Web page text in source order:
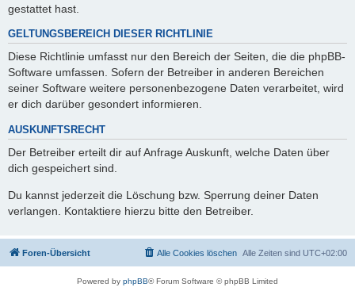
gestattet hast.
GELTUNGSBEREICH DIESER RICHTLINIE
Diese Richtlinie umfasst nur den Bereich der Seiten, die die phpBB-
Software umfassen. Sofern der Betreiber in anderen Bereichen
seiner Software weitere personenbezogene Daten verarbeitet, wird
er dich darüber gesondert informieren.
AUSKUNFTSRECHT
Der Betreiber erteilt dir auf Anfrage Auskunft, welche Daten über
dich gespeichert sind.
Du kannst jederzeit die Löschung bzw. Sperrung deiner Daten
verlangen. Kontaktiere hierzu bitte den Betreiber.
Foren-Übersicht Alle Zeiten sind UTC+02:00
Alle Cookies löschen
Powered by phpBB® Forum Software © phpBB Limited